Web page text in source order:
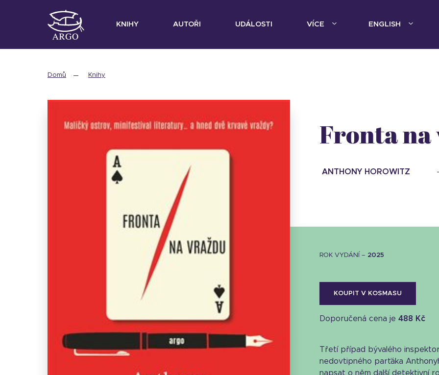
KNIHY AUTOŘI UDÁLOSTI VÍCE ENGLISH
Domů Knihy
Fronta
ANTHONY HOROWITZ
ROK VYDÁNÍ – 2025
KOUPIT V KOSMASU
Doporučená cena je 488 Kč
Třetí případ bývalého
nedovtipného parťáka
napsat o něm další detektivní